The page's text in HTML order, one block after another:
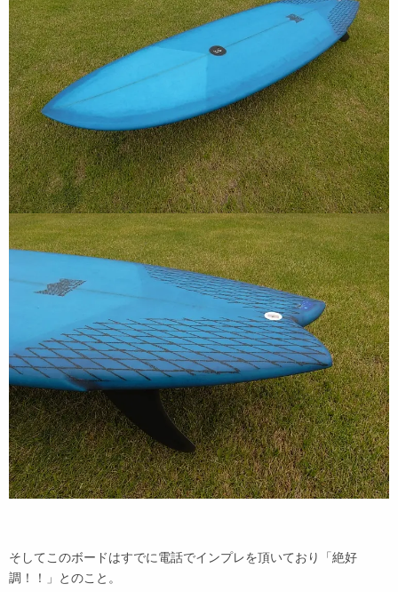
そしてこのボードはすでに電話でインプレを頂いており「絶好
調！！」とのこと。